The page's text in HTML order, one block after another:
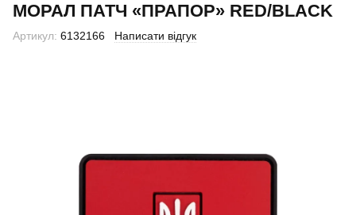
МОРАЛ ПАТЧ «ПРАПОР» RED/BLACK
Артикул: 6132166 Написати відгук